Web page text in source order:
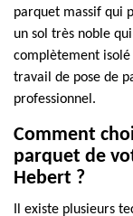
parquet massif qui
un sol très noble
complètement
travail de pose de
professionnel.
Comment
parquet de
Hebert ?
Il existe plusieurs